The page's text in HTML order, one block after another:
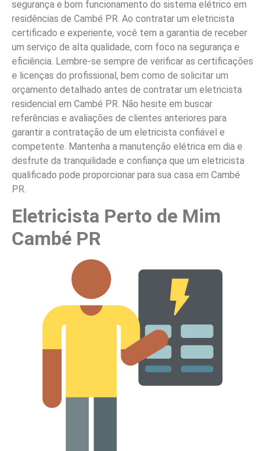
segurança e bom funcionamento do sistema elétrico em
residências de Cambé PR. Ao contratar um eletricista
certificado e experiente, você tem a garantia de receber
um serviço de alta qualidade, com foco na segurança e
eficiência. Lembre-se sempre de verificar as certificações
e licenças do profissional, bem como de solicitar um
orçamento detalhado antes de contratar um eletricista
residencial em Cambé PR. Não hesite em buscar
referências e avaliações de clientes anteriores para
garantir a contratação de um eletricista confiável e
competente. Mantenha a manutenção elétrica em dia e
desfrute da tranquilidade e confiança que um eletricista
qualificado pode proporcionar para sua casa em Cambé
PR.
Eletricista Perto de Mim
Cambé PR